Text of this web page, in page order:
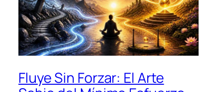
Fluye Sin Forzar: El Arte